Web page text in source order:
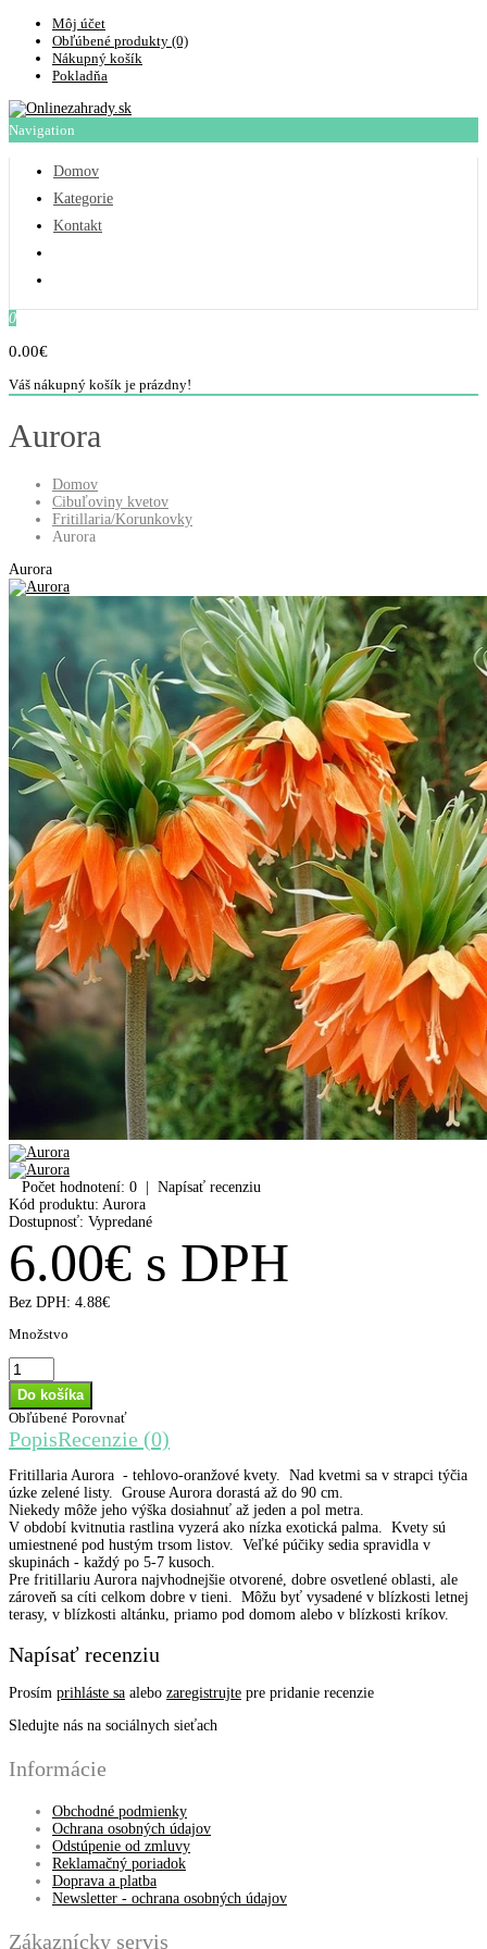
Môj účet
Obľúbené produkty (0)
Nákupný košík
Pokladňa
Navigation
Domov
Kategorie
Kontakt
0
0.00€
Váš nákupný košík je prázdny!
Aurora
Domov
Cibuľoviny kvetov
Fritillaria/Korunkovky
Aurora
Aurora
Počet hodnotení: 0
Napísať recenziu
Kód produktu: Aurora
Dostupnosť: Vypredané
6.00€ s DPH
Bez DPH: 4.88€
Množstvo
Obľúbené Porovnať
PopisRecenzie (0)
Fritillaria Aurora - tehlovo-oranžové kvety. Nad kvetmi sa v strapci týčia
úzke zelené listy. Grouse Aurora dorastá až do 90 cm.
Niekedy môže jeho výška dosiahnuť až jeden a pol metra.
V období kvitnutia rastlina vyzerá ako nízka exotická palma. Kvety sú
umiestnené pod hustým trsom listov. Veľké púčiky sedia spravidla v
skupinách - každý po 5-7 kusoch.
Pre fritillariu Aurora najvhodnejšie otvorené, dobre osvetlené oblasti, ale
zároveň sa cíti celkom dobre v tieni. Môžu byť vysadené v blízkosti letnej
terasy, v blízkosti altánku, priamo pod domom alebo v blízkosti kríkov.
Napísať recenziu
Prosím prihláste sa alebo zaregistrujte pre pridanie recenzie
Sledujte nás na sociálnych sieťach
Informácie
Obchodné podmienky
Ochrana osobných údajov
Odstúpenie od zmluvy
Reklamačný poriadok
Doprava a platba
Newsletter - ochrana osobných údajov
Zákaznícky servis